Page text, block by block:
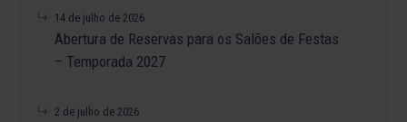
14 de julho de 2026
Abertura de Reservas para os Salões de Festas
– Temporada 2027
2 de julho de 2026